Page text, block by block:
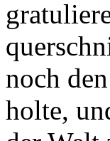
noch
holte,